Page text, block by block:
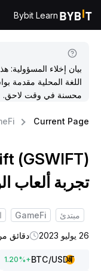
Bybit Learn
بيان إخلاء المسؤولية: هذه
اللغة المحلية مقدمة
محسنة في وقت لاحق.
Current
ألعاب
مبتدئ GameFi
دقائق من
BTC/USDT
+
1.20%